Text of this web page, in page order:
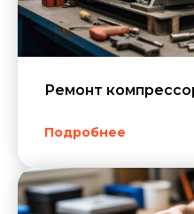
Ремонт
Подробнее